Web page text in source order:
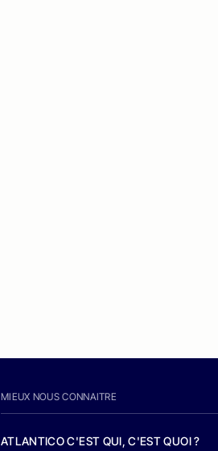
MIEUX NOUS CONNAITRE
ATLANTICO C'EST QUI, C'EST QUOI ?